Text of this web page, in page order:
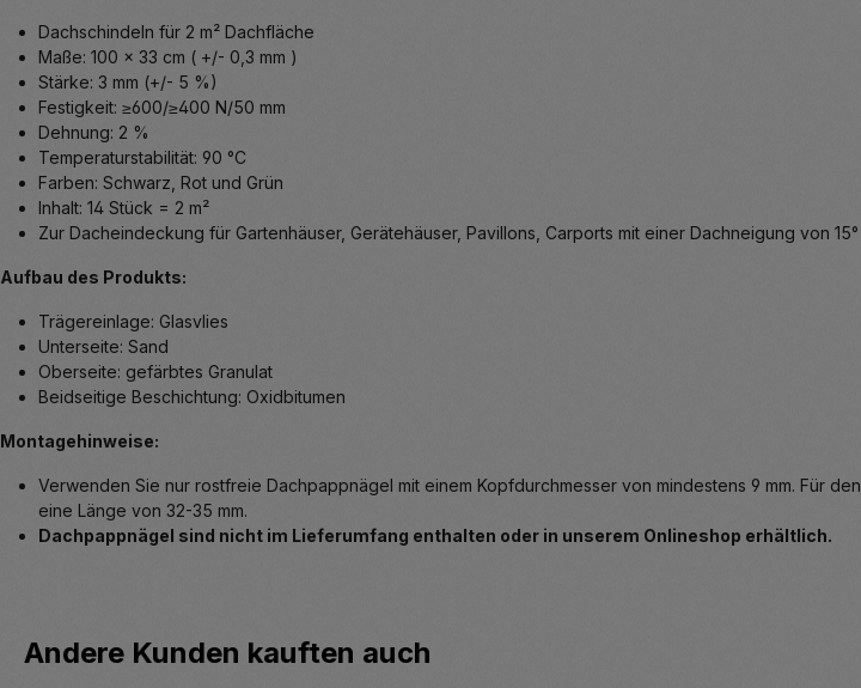
Dachschindeln für 2 m² Dachfläche
Maße: 100 x 33 cm ( +/- 0,3 mm )
Stärke: 3 mm (+/- 5 %)
Festigkeit: ≥600/≥400 N/50 mm
Dehnung: 2 %
Temperaturstabilität: 90 °C
Farben: Schwarz, Rot und Grün
Inhalt: 14 Stück = 2 m²
Zur Dacheindeckung für Gartenhäuser, Gerätehäuser, Pavillons, Carports mit einer Dachneigung von
Aufbau des Produkts:
Trägereinlage: Glasvlies
Unterseite: Sand
Oberseite: gefärbtes Granulat
Beidseitige Beschichtung: Oxidbitumen
Montagehinweise:
Verwenden Sie nur rostfreie Dachpappnägel mit einem Kopfdurchmesser von mindestens 9 mm. Für
eine Länge von 32-35 mm.
Dachpappnägel sind nicht im Lieferumfang enthalten oder in unserem Onlineshop erhältlich.
Produktgalerie überspringen
Andere Kunden kauften auch